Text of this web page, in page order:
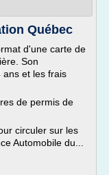
Québec
d'une carte de
Son
ans et les frais
de permis de
circuler sur les
Automobile du...